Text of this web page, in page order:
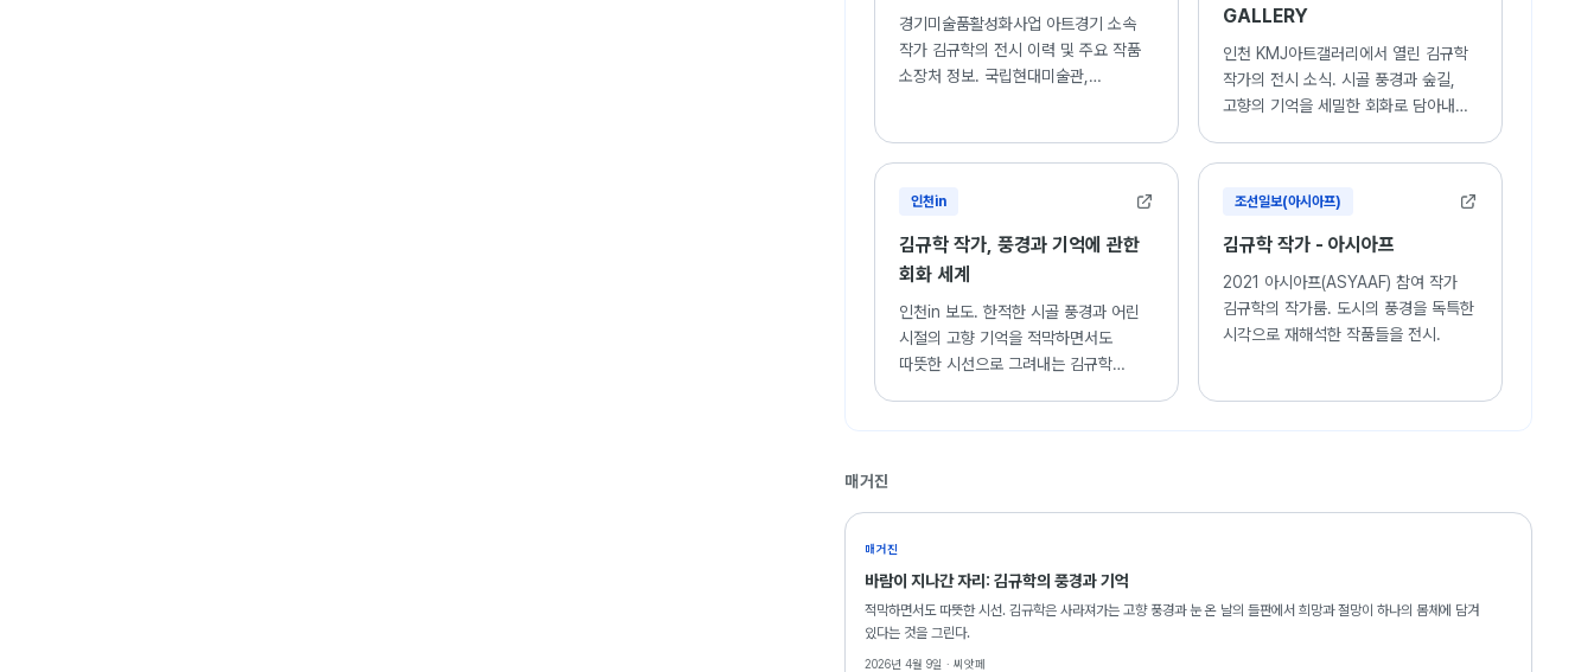
경기미술품활성화사업 아트경기 소속
작가 김규학의 전시 이력 및 주요 작품
소장처 정보. 국립현대미술관,
GALLERY
인천 KMJ아트갤러리에서 열린 김규학
작가의 전시 소식. 시골 풍경과 숲길,
고향의 기억을 세밀한 회화로 담아내는
인천in
김규학 작가, 풍경과 기억에 관한
회화 세계
인천in 보도. 한적한 시골 풍경과 어린
시절의 고향 기억을 적막하면서도
따뜻한 시선으로 그려내는 김규학
조선일보(아시아프)
김규학 작가 - 아시아프
2021 아시아프(ASYAAF) 참여 작가
김규학의 작가룸. 도시의 풍경을 독특한
시각으로 재해석한 작품들을 전시.
매거진
매거진
바람이 지나간 자리: 김규학의 풍경과 기억
적막하면서도 따뜻한 시선. 김규학은 사라져가는 고향 풍경과 눈 온 날의 들판에서 희망과 절망이 하나의 몸체에 담겨
있다는 것을 그린다.
2026년 4월 9일 · 씨앗페